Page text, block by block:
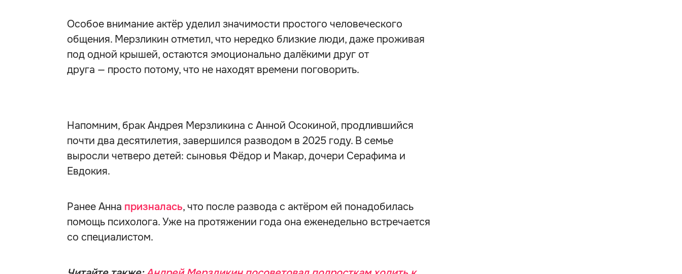
Особое внимание актёр уделил значимости простого человеческого
общения. Мерзликин отметил, что нередко близкие люди, даже проживая
под одной крышей, остаются эмоционально далёкими друг от
друга — просто потому, что не находят времени поговорить.
Напомним, брак Андрея Мерзликина с Анной Осокиной, продлившийся
почти два десятилетия, завершился разводом в 2025 году. В семье
выросли четверо детей: сыновья Фёдор и Макар, дочери Серафима и
Евдокия.
Ранее Анна призналась, что после развода с актёром ей понадобилась
помощь психолога. Уже на протяжении года она еженедельно встречается
со специалистом.